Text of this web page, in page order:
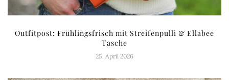
Outfitpost: Frühlingsfrisch mit Streifenpulli & Ellabee
Tasche
25. April 2026